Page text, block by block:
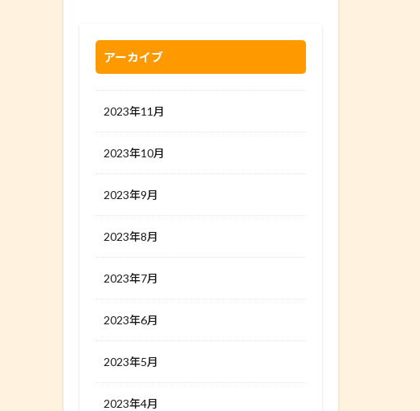
アーカイブ
2023年11月
2023年10月
2023年9月
2023年8月
2023年7月
2023年6月
2023年5月
2023年4月